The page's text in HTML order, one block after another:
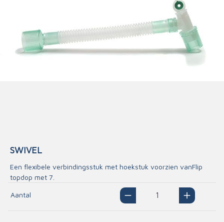
SWIVEL
Een flexibele verbindingsstuk met hoekstuk voorzien vanFlip
topdop met 7.
Aantal